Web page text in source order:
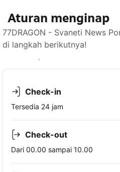
Aturan menginap
77DRAGON - Svaneti News
di langkah berikutnya!
Lihat ketersediaan
Check-in
Tersedia 24 jam
Check-out
Dari 00.00 sampai 10.00